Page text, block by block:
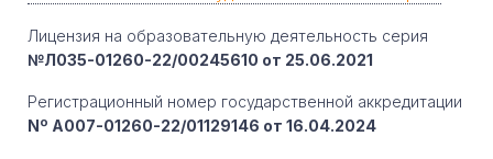
Лицензия на образовательную деятельность серия
№Л035-01260-22/00245610 от 25.06.2021
Регистрационный номер государственной аккредитации
Nº A007-01260-22/01129146 от 16.04.2024